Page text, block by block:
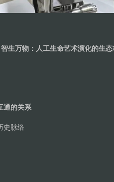
生万物：人工生命艺术演化的生态
通的关系
史脉络